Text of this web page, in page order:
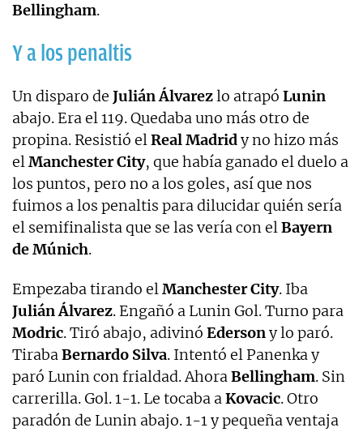
Bellingham.
Y a los penaltis
Un disparo de Julián Álvarezlo atrapó Lunin
abajo. Era el 119. Quedaba uno más otro de
propina. Resistió elReal Madridy no hizo más
elManchester City, que había ganado el duelo a
los puntos, pero no a los goles, así que nos
fuimos a los penaltis para dilucidar quién sería
el semifinalista que se las vería con elBayern
de Múnich.
Empezaba tirando elManchester City. Iba
Julián Álvarez. Engañó a Lunin Gol. Turno para
Modric. Tiró abajo, adivinó Edersony lo paró.
TirabaBernardo Silva. Intentó el Panenka y
paró Lunin con frialdad. AhoraBellingham. Sin
carrerilla. Gol. 1-1. Le tocaba aKovacic. Otro
paradón de Lunin abajo. 1-1 y pequeña ventaja